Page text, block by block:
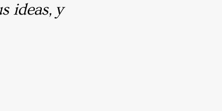
ideas, y